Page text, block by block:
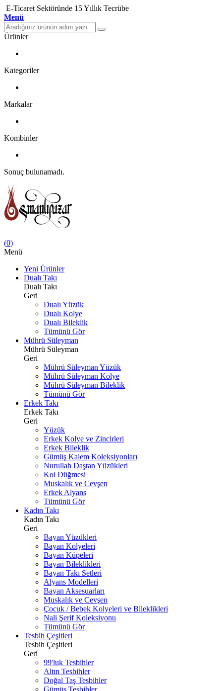
E-Ticaret Sektöründe 15 Yıllık Tecrübe
Menü
Ürünler
Kategoriler
Markalar
Kombinler
Sonuç bulunamadı.
(0)
Menü
Yeni Ürünler
Dualı Takı
Dualı Takı
Geri
Dualı Yüzük
Dualı Kolye
Dualı Bileklik
Tümünü Gör
Mührü Süleyman
Mührü Süleyman
Geri
Mührü Süleyman Yüzük
Mührü Süleyman Kolye
Mührü Süleyman Bileklik
Tümünü Gör
Erkek Takı
Erkek Takı
Geri
Yüzük
Erkek Kolye ve Zincirleri
Erkek Bileklik
Gümüş Kalem Koleksiyonları
Nurullah Daştan Yüzükleri
Kol Düğmesi
Muskalık ve Cevşen
Erkek Alyans
Tümünü Gör
Kadın Takı
Kadın Takı
Geri
Bayan Yüzükleri
Bayan Kolyeleri
Bayan Küpeleri
Bayan Bileklikleri
Bayan Takı Setleri
Alyans Modelleri
Bayan Aksesuarları
Muskalık ve Cevşen
Çocuk / Bebek Kolyeleri ve Bileklikleri
Nali Şerif Koleksiyonu
Tümünü Gör
Tesbih Çeşitleri
Tesbih Çeşitleri
Geri
99'luk Tesbihler
Altın Tesbihler
Doğal Taş Tesbihler
Gümüş Tesbihler